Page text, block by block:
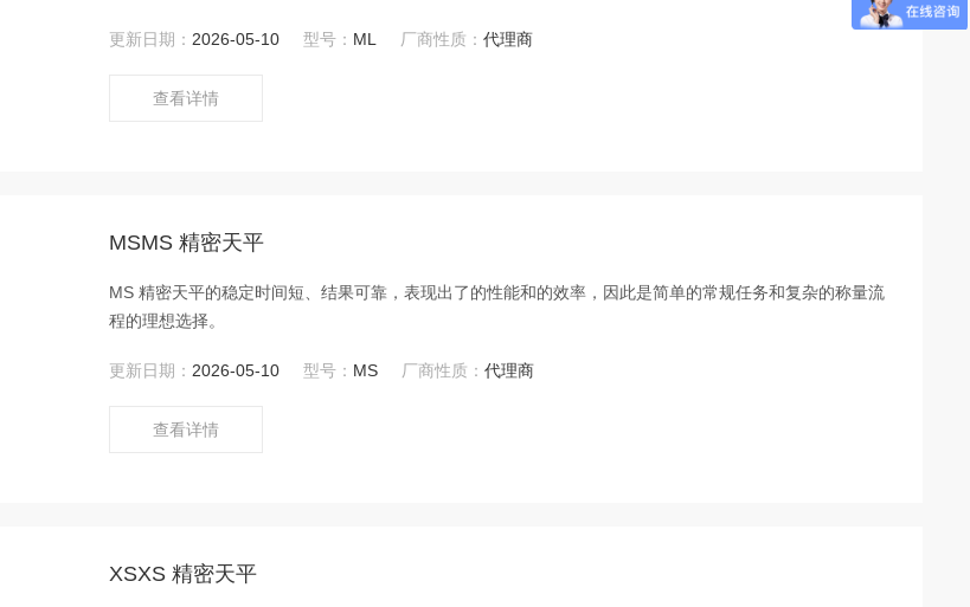
更新日期： 2026-05-10 型号： ML 厂商性质：代理商
查看详情
MSMS 精密天平
MS 精密天平的稳定时间短、结果可靠，表现出了的性能和的效率，因此是简单的常规任务和复杂的称量流
程的理想选择。
更新日期： 2026-05-10 型号： MS 厂商性质：代理商
查看详情
XSXS 精密天平